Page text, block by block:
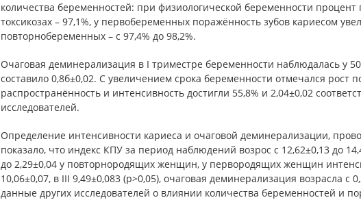
количества беременностей: при физиологической беременности
токсикозах – 97,1%, у первобеременных поражённость зубов кариесом
повторнобеременных – с 97,4% до 98,2%.
Очаговая деминерализация в I триместре беременности наблюдалась у
составило 0,8б±0,02. С увеличением срока беременности отмечался рост
распространённость и интенсивность достигли 55,8% и 2,04±0,02
исследователей.
Определение интенсивности кариеса и очаговой деминерализации,
показало, что индекс КПУ за период наблюдений возрос с 12,62±0,13 до
до 2,29±0,04 у повторнородящих женщин, у первородящих женщин
10,06±0,07, в III 9,49±0,083 (р>0,05), очаговая деминерализация возрасла с
данные других исследователей о влиянии количества беременностей и